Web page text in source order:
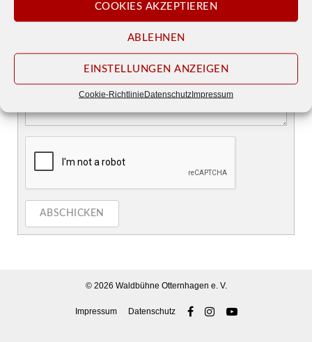
COOKIES AKZEPTIEREN
ABLEHNEN
EINSTELLUNGEN ANZEIGEN
Cookie-RichtlinieDatenschutzImpressum
ABSCHICKEN
© 2026 Waldbühne Otternhagen e. V.
Impressum Datenschutz